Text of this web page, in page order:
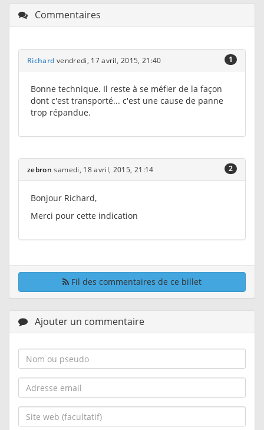
Commentaires
Richard vendredi, 17 avril, 2015, 21:40 1
Bonne technique. Il reste à se méfier de la façon
dont c'est transporté... c'est une cause de panne
trop répandue.
zebron samedi, 18 avril, 2015, 21:14 2
Bonjour Richard,
Merci pour cette indication
Fil des commentaires de ce billet
Ajouter un commentaire
Nom
ou
pseudo :
Adresse
email :
Site
web